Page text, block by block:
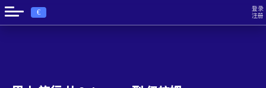
€
登录
注册